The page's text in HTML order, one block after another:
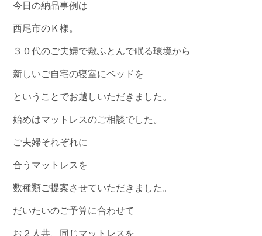
今日の納品事例は
西尾市のＫ様。
３０代のご夫婦で敷ふとんで眠る環境から
新しいご自宅の寝室にベッドを
ということでお越しいただきました。
始めはマットレスのご相談でした。
ご夫婦それぞれに
合うマットレスを
数種類ご提案させていただきました。
だいたいのご予算に合わせて
お２人共、同じマットレスを